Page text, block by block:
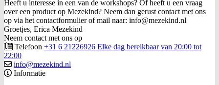
Heeft u interesse in een van de workshops? Of heeft u een vraag
over een product op Mezekind? Neem dan gerust contact met ons
op via het contactformulier of mail naar: info@mezekind.nl
Groetjes, Erica Mezekind
Neem contact met ons op
Telefoon +31 6 21226926 Elke dag bereikbaar van 20:00 tot
22:00
info@mezekind.nl
Informatie